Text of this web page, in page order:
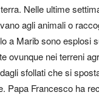
Nelle ultime
agli animali o
a Marib sono esplosi
ovunque nei terreni
sfollati che si
Papa Francesco ha